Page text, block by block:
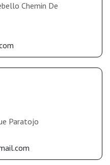
Chemin De
Paratojo